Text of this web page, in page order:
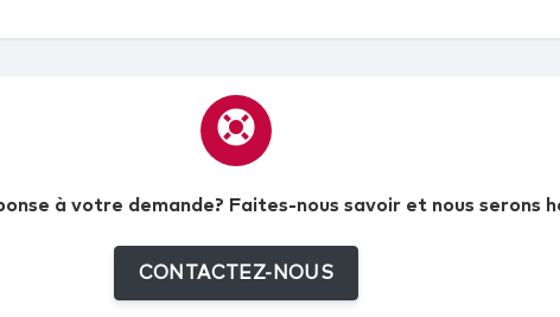
à votre demande? Faites-nous savoir et nous serons
CONTACTEZ-NOUS